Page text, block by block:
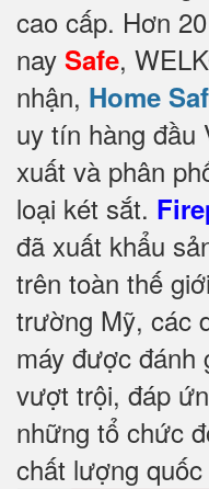
cao cấp. Hơn
nay Safe,
nhận, Home
uy tín hàng đầu
xuất và phân
loại két sắt.
đã xuất khẩu
trên toàn thế
trường Mỹ, các
máy được đánh
vượt trội, đáp
những tổ chức
chất lượng